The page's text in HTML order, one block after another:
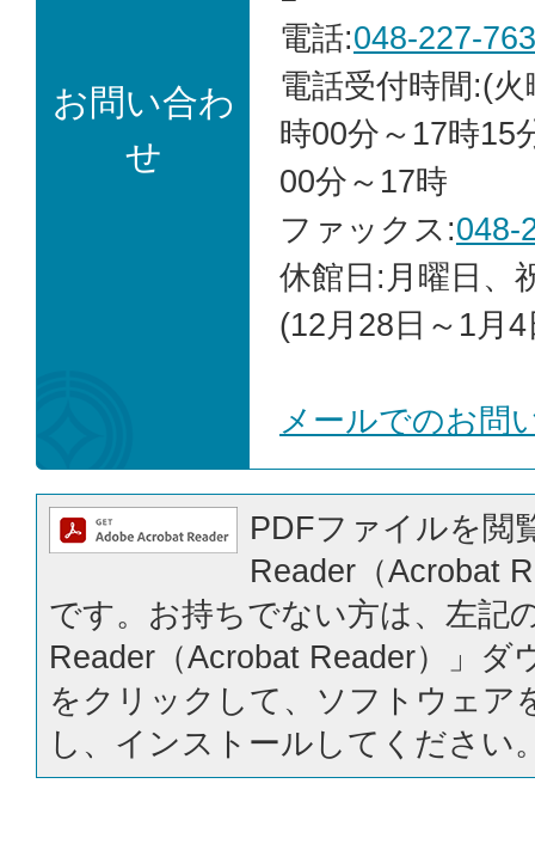
お問い合わ
せ
電話:048-227-
電話受付時間:(
時00分～17時15
00分～17時
ファックス:048-
休館日:月曜日、
(12月28日～1月4
メールでのお問
PDFファイルを閲
Reader（Acrobat
です。お持ちでない方は、左記
Reader（Acrobat Reader）」ダ
をクリックして、ソフトウェア
し、インストールしてください